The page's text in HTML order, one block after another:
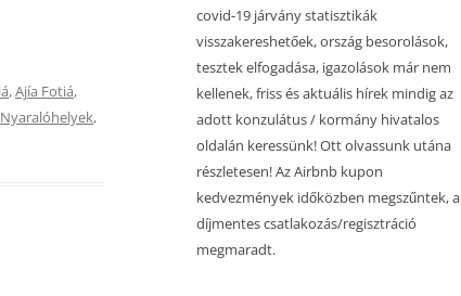
,Ajía Fotiá,
Nyaralóhelyek,
covid-19 járvány statisztikák
visszakereshetőek, ország besorolások,
tesztek elfogadása, igazolások már nem
kellenek, friss és aktuális hírek mindig az
adott konzulátus / kormány hivatalos
oldalán keressünk! Ott olvassunk utána
részletesen! Az Airbnb kupon
kedvezmények időközben megszűntek, a
díjmentes csatlakozás/regisztráció
megmaradt.